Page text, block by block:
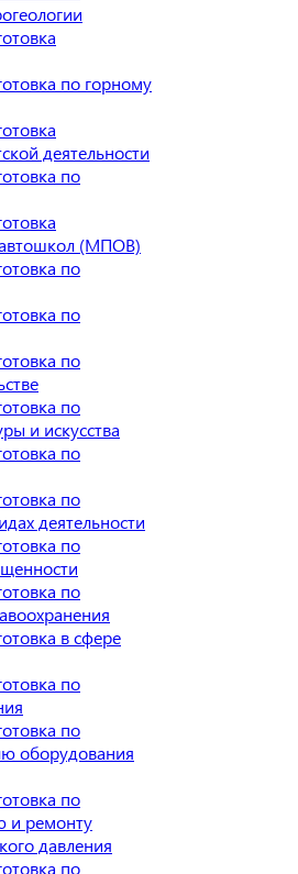
по горному
деятельности
по
автошкол (МПОВ)
по
по
по
по
и искусства
по
по
деятельности
по
по
в сфере
по
по
оборудования
по
и ремонту
давления
по